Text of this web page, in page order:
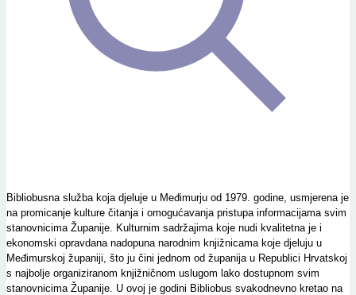
Bibliobusna služba koja djeluje u Međimurju od 1979. godine, usmjerena je
na promicanje kulture čitanja i omogućavanja pristupa informacijama svim
stanovnicima Županije. Kulturnim sadržajima koje nudi kvalitetna je i
ekonomski opravdana nadopuna narodnim knjižnicama koje djeluju u
Međimurskoj županiji, što ju čini jednom od županija u Republici Hrvatskoj
s najbolje organiziranom knjižničnom uslugom lako dostupnom svim
stanovnicima Županije. U ovoj je godini Bibliobus svakodnevno kretao na